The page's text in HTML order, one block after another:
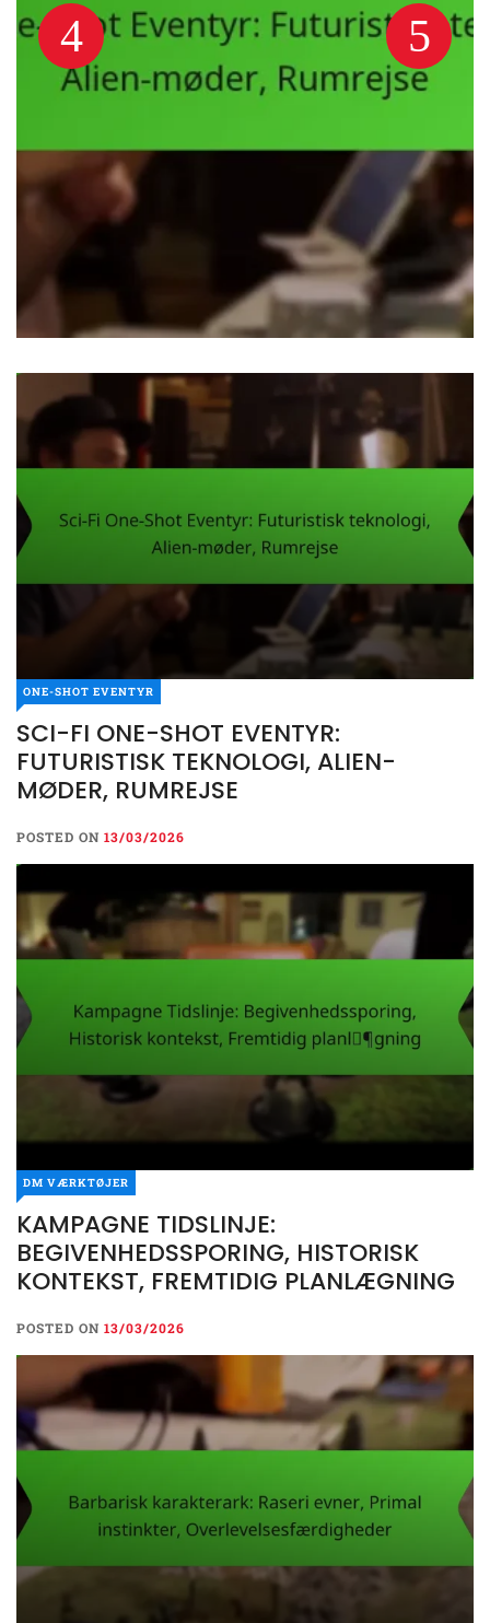
ONE-SHOT EVENTYR
SCI-FI ONE-SHOT EVENTYR:
FUTURISTISK TEKNOLOGI,
ALIEN-MØDER, RUMREJSE
ONE-SHOT EVENTYR
SCI-FI ONE-SHOT EVENTYR:
FUTURISTISK TEKNOLOGI, ALIEN-
MØDER, RUMREJSE
POSTED ON 13/03/2026
DM VÆRKTØJER
KAMPAGNE TIDSLINJE:
BEGIVENHEDSSPORING, HISTORISK
KONTEKST, FREMTIDIG PLANLÆGNING
POSTED ON 13/03/2026